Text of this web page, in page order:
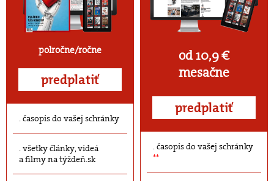
polročne/ročne
predplatiť
časopis do vašej schránky
všetky články, videá
a filmy na týždeň.sk
od 10,9 €
mesačne
predplatiť
časopis do vašej schránky
**